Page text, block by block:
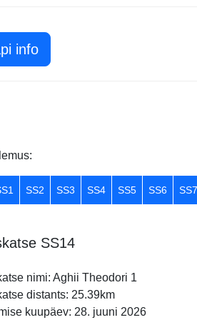
info
SS2 SS3 SS4 SS5 SS6 SS7
SS14
nimi: Aghii Theodori 1
distants: 25.39km
kuupäev: 28. juuni 2026